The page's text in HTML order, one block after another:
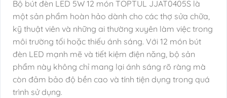
Bộ bút đèn LED 5W 12 món TOPTUL JJAT0405S là
một sản phẩm hoàn hảo dành cho các thợ sửa chữa,
kỹ thuật viên và những ai thường xuyên làm việc trong
môi trường tối hoặc thiếu ánh sáng. Với 12 món bút
đèn LED mạnh mẽ và tiết kiệm điện năng, bộ sản
phẩm này không chỉ mang lại ánh sáng rõ ràng mà
còn đảm bảo độ bền cao và tính tiện dụng trong quá
trình sử dụng.